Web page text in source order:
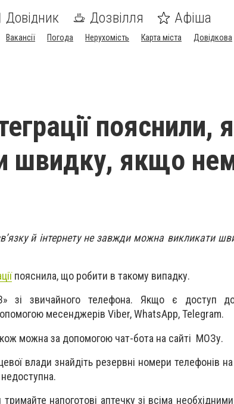
Довідник Дозвілля Афіша
Вакансії Погода Нерухомість Карта міста Довідкова
пояснили,
швидку, якщо
й інтернету не завжди можна викликати
пояснила, що робити в такому випадку.
зі звичайного телефона. Якщо є доступ
месенджерів Viber, WhatsApp, Telegram.
можна за допомогою чат-бота на сайті МОЗу.
влади знайдіть резервні номери телефонів
напоготові аптечку зі всіма